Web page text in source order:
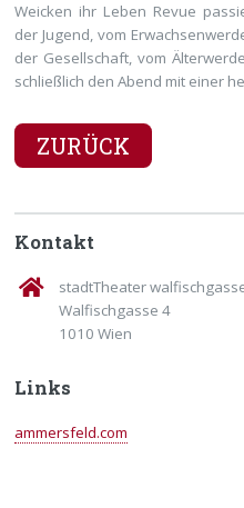
Weicken ihr Leben Revue
der Jugend, vom
der Gesellschaft, vom
schließlich den Abend mit einer
ZURÜCK
Kontakt
stadtTheater
Walfischgasse 4
1010 Wien
Links
ammersfeld.com